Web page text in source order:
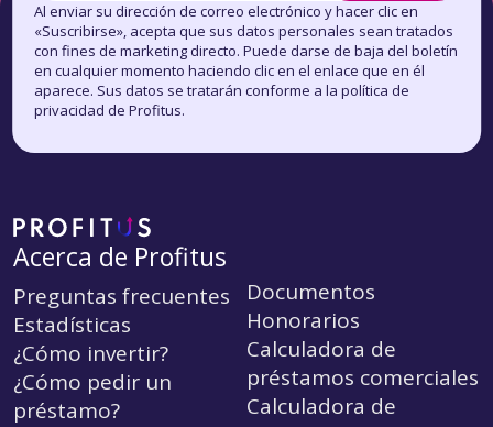
Al enviar su dirección de correo electrónico y hacer clic en
«Suscribirse», acepta que sus datos personales sean tratados
con fines de marketing directo. Puede darse de baja del boletín
en cualquier momento haciendo clic en el enlace que en él
aparece. Sus datos se tratarán conforme a la política de
privacidad de Profitus.
Acerca de Profitus
Preguntas frecuentes
Estadísticas
¿Cómo invertir?
¿Cómo pedir un
préstamo?
Documentos
Honorarios
Calculadora de
préstamos comerciales
Calculadora de